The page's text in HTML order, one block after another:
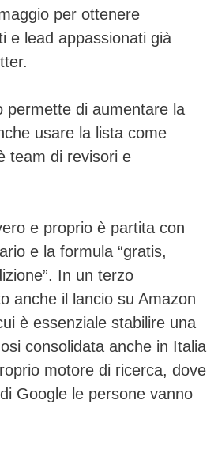
per ottenere
e lead appassionati già
permette di aumentare la
usare la lista come
team di revisori e
e proprio è partita con
e la formula “gratis,
In un terzo
anche il lancio su Amazon
è essenziale stabilire una
consolidata anche in Italia
motore di ricerca, dove
Google le persone vanno